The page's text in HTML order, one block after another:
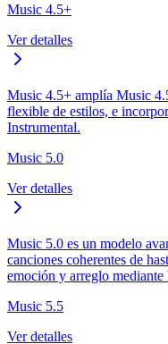
Music 4.5+
Ver detalles
Music 4.5+ amplía Music
flexible de estilos, e
Instrumental.
Music 5.0
Ver detalles
Music 5.0 es un modelo
canciones coherentes de
emoción y arreglo mediante
Music 5.5
Ver detalles